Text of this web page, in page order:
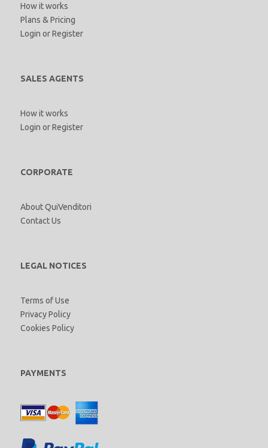
How it works
Plans & Pricing
Login orRegister
SALES AGENTS
How it works
Login orRegister
CORPORATE
About QuiVenditori
Contact Us
LEGAL NOTICES
Terms of Use
Privacy Policy
Cookies Policy
PAYMENTS